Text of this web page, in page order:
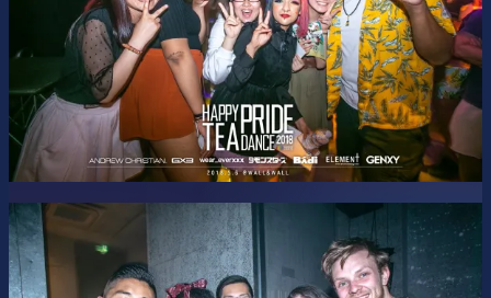
Music by DJs:
AKITO / hira / HYUN / MON / NAOKI / NISSY / RYUYA /
YUKITA
---
Door Boys: DAI / KENT